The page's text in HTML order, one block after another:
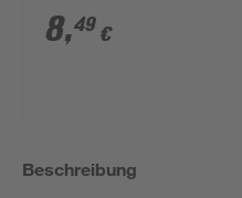
schwarz, 20 Stück
8,49 €
Beschreibung